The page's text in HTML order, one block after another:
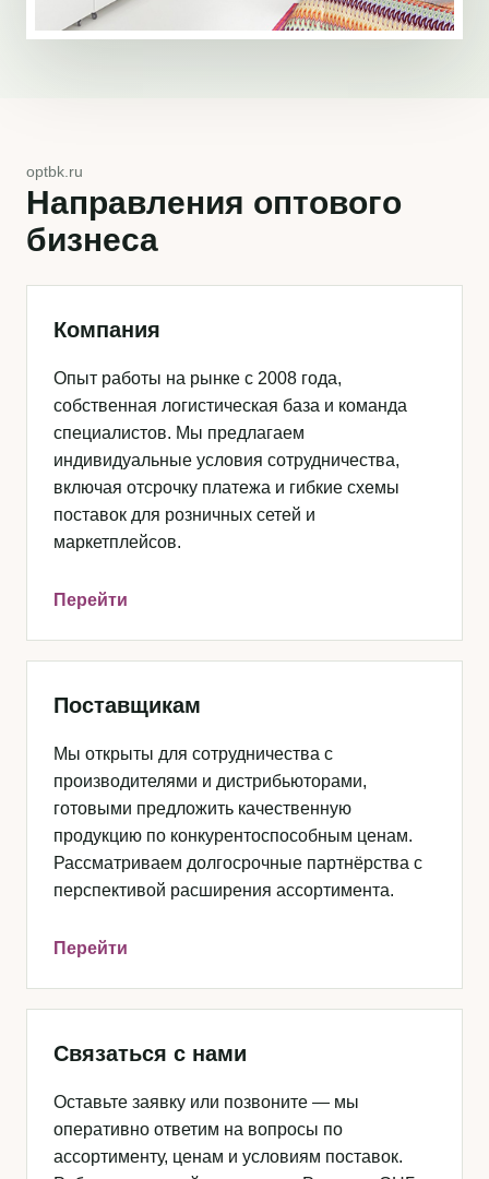
optbk.ru
Направления оптового
бизнеса
Компания
Опыт работы на рынке с 2008 года,
собственная логистическая база и команда
специалистов. Мы предлагаем
индивидуальные условия сотрудничества,
включая отсрочку платежа и гибкие схемы
поставок для розничных сетей и
маркетплейсов.
Перейти
Поставщикам
Мы открыты для сотрудничества с
производителями и дистрибьюторами,
готовыми предложить качественную
продукцию по конкурентоспособным ценам.
Рассматриваем долгосрочные партнёрства с
перспективой расширения ассортимента.
Перейти
Связаться с нами
Оставьте заявку или позвоните — мы
оперативно ответим на вопросы по
ассортименту, ценам и условиям поставок.